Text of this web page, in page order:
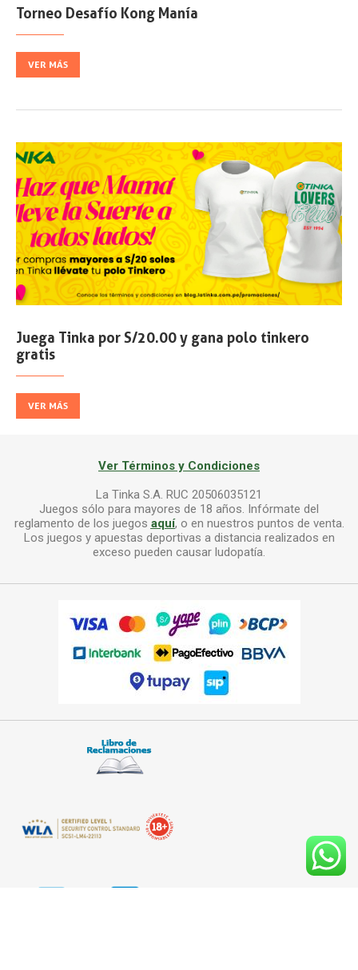
Torneo Desafío Kong Manía
VER MÁS
Juega Tinka por S/20.00 y gana polo tinkero
gratis
VER MÁS
Ver Términos y Condiciones
La Tinka S.A. RUC 20506035121
Juegos sólo para mayores de 18 años. Infórmate del
reglamento de los juegos aquí, o en nuestros puntos de venta.
Los juegos y apuestas deportivas a distancia realizados en
exceso pueden causar ludopatía.